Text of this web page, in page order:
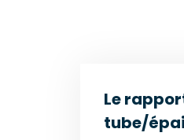
Le
tube/